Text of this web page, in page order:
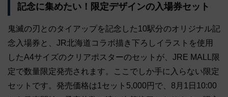
記念に集めたい！限定デザインの入場券セット
鬼滅の刃とのタイアップを記念した10駅分のオリジナル記
念入場券と、JR北海道コラボ描き下ろしイラストを使用
したA4サイズのクリアポスターのセットが、JRE MALL限
定で数量限定発売されます。ここでしか手に入らない限定
セットです。発売価格は1セット5,000円で、8月1日10:00